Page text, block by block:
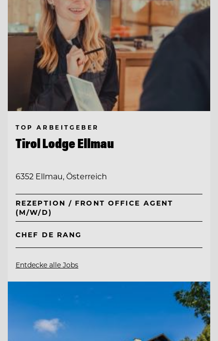
TOP ARBEITGEBER
Tirol Lodge Ellmau
6352 Ellmau, Österreich
REZEPTION / FRONT OFFICE AGENT
(M/W/D)
CHEF DE RANG
Entdecke alle Jobs